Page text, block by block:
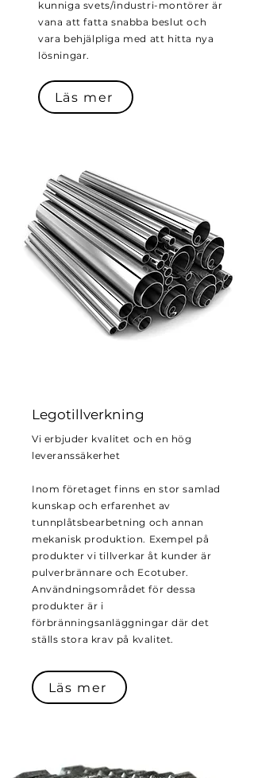
kunniga svets/industri-montörer är
vana att fatta snabba beslut och
vara behjälpliga med att hitta nya
lösningar.
Läs mer
Legotillverkning
Vi erbjuder kvalitet och en hög
leveranssäkerhet
Inom företaget finns en stor samlad
kunskap och erfarenhet av
tunnplåtsbearbetning och annan
mekanisk produktion. Exempel på
produkter vi tillverkar åt kunder är
pulverbrännare och Ecotuber.
Användningsområdet för dessa
produkter är i
förbränningsanläggningar där det
ställs stora krav på kvalitet.
Läs mer